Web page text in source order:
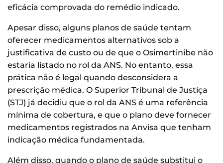
eficácia comprovada do remédio indicado.
Apesar disso, alguns planos de saúde tentam
oferecer medicamentos alternativos sob a
justificativa de custo ou de que o Osimertinibe não
estaria listado no rol da ANS. No entanto, essa
prática não é legal quando desconsidera a
prescrição médica. O Superior Tribunal de Justiça
(STJ) já decidiu que o rol da ANS é uma referência
mínima de cobertura, e que o plano deve fornecer
medicamentos registrados na Anvisa que tenham
indicação médica fundamentada.
Além disso, quando o plano de saúde substitui o